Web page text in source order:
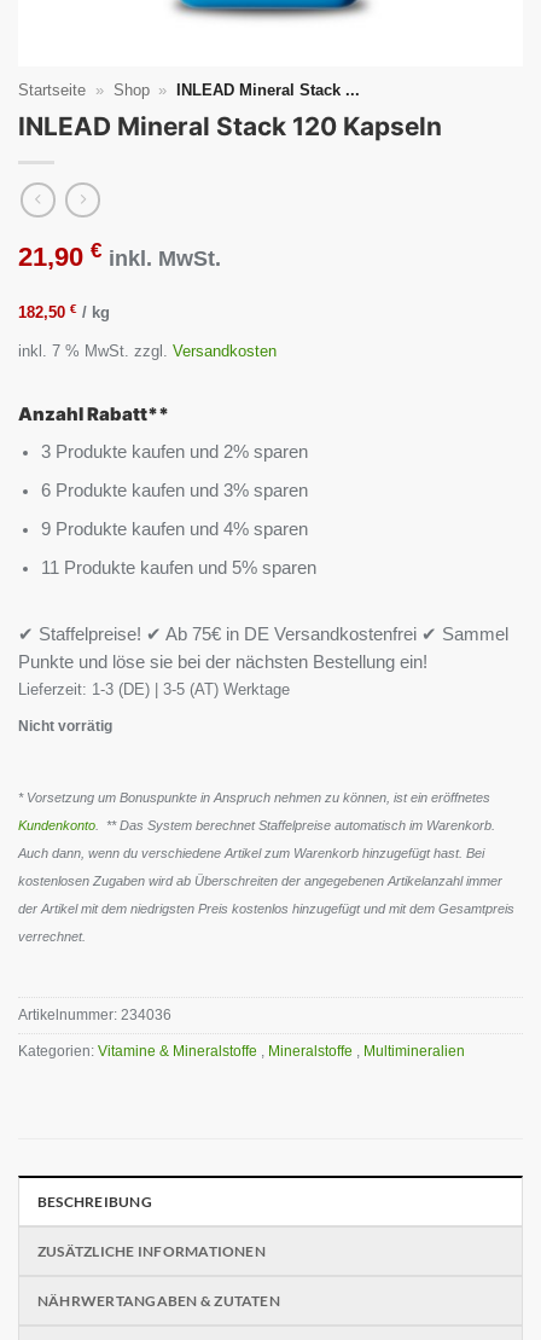
Startseite » Shop » INLEAD Mineral Stack ...
INLEAD Mineral Stack 120 Kapseln
21,90 € inkl. MwSt.
182,50 € / kg
inkl. 7 % MwSt. zzgl. Versandkosten
Anzahl Rabatt**
3 Produkte kaufen und 2% sparen
6 Produkte kaufen und 3% sparen
9 Produkte kaufen und 4% sparen
11 Produkte kaufen und 5% sparen
✔ Staffelpreise! ✔ Ab 75€ in DE Versandkostenfrei ✔ Sammel
Punkte und löse sie bei der nächsten Bestellung ein!
Lieferzeit: 1-3 (DE) | 3-5 (AT) Werktage
Nicht vorrätig
* Vorsetzung um Bonuspunkte in Anspruch nehmen zu können, ist ein eröffnetes
Kundenkonto . ** Das System berechnet Staffelpreise automatisch im Warenkorb.
Auch dann, wenn du verschiedene Artikel zum Warenkorb hinzugefügt hast. Bei
kostenlosen Zugaben wird ab Überschreiten der angegebenen Artikelanzahl immer
der Artikel mit dem niedrigsten Preis kostenlos hinzugefügt und mit dem Gesamtpreis
verrechnet.
Artikelnummer: 234036
Kategorien: Vitamine & Mineralstoffe , Mineralstoffe , Multimineralien
BESCHREIBUNG
ZUSÄTZLICHE INFORMATIONEN
NÄHRWERTANGABEN & ZUTATEN